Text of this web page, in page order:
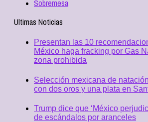
Sobremesa
Ultimas Noticias
Presentan las 10
México haga fracking por Gas
zona prohibida
Selección mexicana de
con dos oros y una plata en
Trump dice que ‘México
de escándalos por aranceles